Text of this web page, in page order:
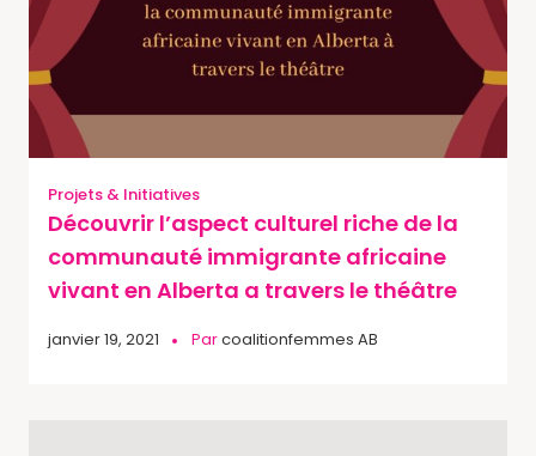
Projets & Initiatives
Découvrir l’aspect culturel riche de la
communauté immigrante africaine
vivant en Alberta a travers le théâtre
janvier 19, 2021 Parcoalitionfemmes AB